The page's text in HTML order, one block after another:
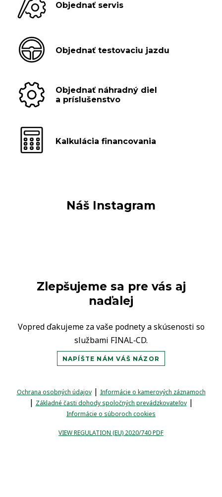
Objednať servis
Objednať testovaciu jazdu
Objednať náhradný diel
a príslušenstvo
Kalkulácia financovania
Náš Instagram
Zlepšujeme sa pre vás aj
naďalej
Vopred ďakujeme za vaše podnety a skúsenosti so
službami FINAL‑CD.
NAPÍŠTE NÁM VÁŠ NÁZOR
Ochrana osobných údajov| Informácie o kamerových záznamoch
| Základné časti dohody spoločných prevádzkovateľov|
Informácie o súboroch cookies
VIEW REGULATION (EU) 2020/740 PDF